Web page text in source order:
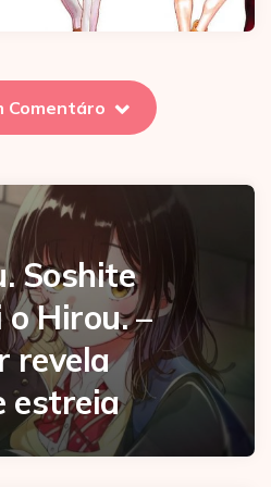
Comentáro
Soshite
o Hirou. –
revela
estreia